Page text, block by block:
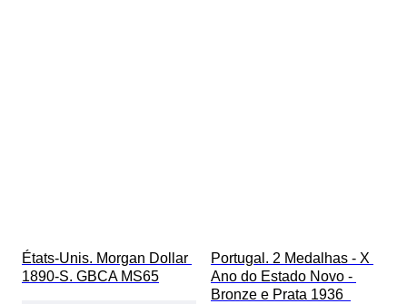
États-Unis. Morgan Dollar
1890-S. GBCA MS65
Portugal. 2 Medalhas - X
Ano do Estado Novo -
Bronze e Prata 1936